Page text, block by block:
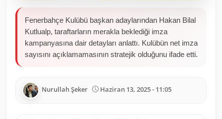
Fenerbahçe Kulübü başkan adaylarından Hakan Bilal
Kutlualp, taraftarların merakla beklediği imza
kampanyasına dair detayları anlattı. Kulübün net imza
sayısını açıklamamasının stratejik olduğunu ifade etti.
Nurullah Şeker Haziran 13, 2025 - 11:05